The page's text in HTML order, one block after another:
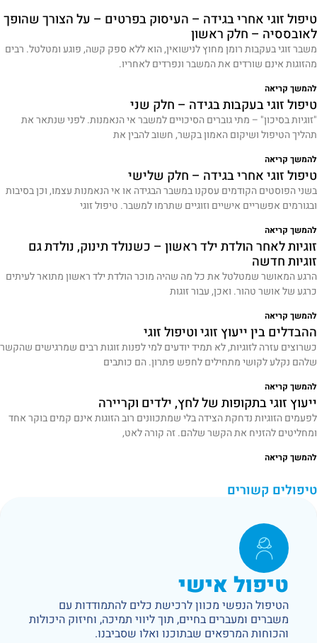
טיפול זוגי אחרי בגידה – העיסוק בפרטים – על הצורך שהופך
לאובססיה – חלק ראשון
משבר זוגי בעקבות רומן מחוץ לנישואין, הוא ללא ספק קשה, פוגע ומטלטל. רבים
מהזוגות אינם שורדים את המשבר ונפרדים לאחריו.
להמשך קריאה
טיפול זוגי בעקבות בגידה – חלק שני
"זוגיות בסיכון" – מתי גוברים הסיכויים למשבר אי הנאמנות. לפני שנתאר את
תהליך הטיפול ושיקום האמון בקשר, חשוב להבין את
להמשך קריאה
טיפול זוגי אחרי בגידה – חלק שלישי
בשני הפוסטים הקודמים עסקנו במשבר הבגידה או אי הנאמנות עצמו, וכן בסיבות
ובגורמים אפשריים אישיים וזוגיים שתרמו למשבר. טיפול זוגי
להמשך קריאה
זוגיות לאחר הולדת ילד ראשון – כשנולד תינוק, נולדת גם
זוגיות חדשה
הרגע המאושר שמטלטל את כל מה שהיה מוכר הולדת ילד ראשון מתואר לעיתים
כרגע של אושר טהור. ואכן, עבור זוגות
להמשך קריאה
ההבדלים בין ייעוץ זוגי וטיפול זוגי
כשרוצים עזרה לזוגיות, לא תמיד יודעים למי לפנות זוגות רבים שמרגישים שהקשר
שלהם נקלע לקושי מתחילים לחפש פתרון. הם כותבים
להמשך קריאה
ייעוץ זוגי בתקופות של לחץ, ילדים וקריירה
לפעמים הזוגיות נדחקת הצידה בלי שמתכוונים רוב הזוגות אינם קמים בוקר אחד
ומחליטים להזניח את הקשר שלהם. זה קורה לאט,
להמשך קריאה
טיפולים קשורים
טיפול אישי
הטיפול הנפשי מכוון לרכישת כלים להתמודדות עם
משברים ומעברים בחיים, תוך ליווי תמיכה, וחיזוק היכולות
והכוחות המרפאים שבתוכנו ואלו שסביבנו.